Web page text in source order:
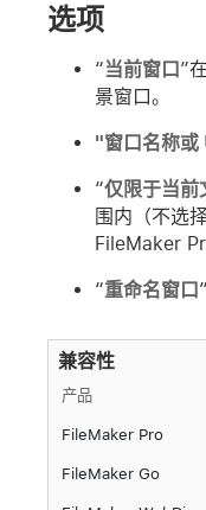
选项
“当前窗口”
景窗口。
"窗口名称或
“仅限于当前
围内（不选
FileMaker
“重命名窗口
兼容性
产品
FileMaker Pro
FileMaker Go